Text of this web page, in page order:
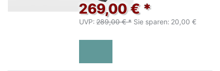
269,00 € *
UVP: 289,00 € * Sie sparen: 20,00 €